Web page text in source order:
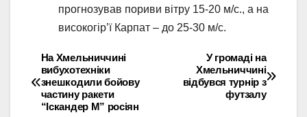
прогнозував пориви вітру 15-20 м/с., а на
високогір’ї Карпат – до 25-30 м/с.
Навігація
записів
У громаді на
Хмельниччині
відбувся турнір з
футзалу
На Хмельниччині
вибухотехніки
знешкодили бойову
частину ракети
“Іскандер М” росіян